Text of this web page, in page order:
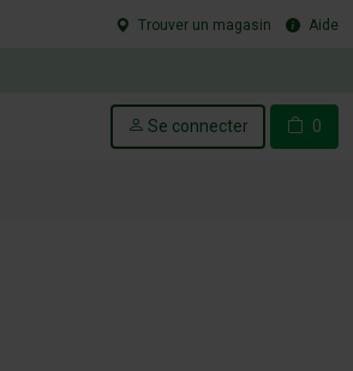
Trouver un magasin Aide
Se connecter 0